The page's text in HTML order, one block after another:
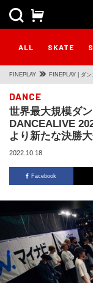
ALL SKATE
FINEPLAY FINEPLAY | ダ
DANCE
世界最大規模ダ
DANCEALIVE
より新たな決勝
2022.10.18
Facebook